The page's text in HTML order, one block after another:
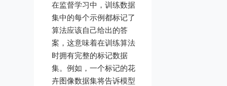
在监督学习中，训练数据
集中的每个示例都标记了
算法应该自己给出的答
案，这意味着在训练算法
时拥有完整的标记数据
集。例如，一个标记的花
卉图像数据集将告诉模型